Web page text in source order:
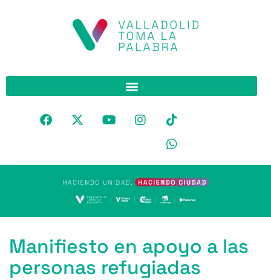
Manifiesto en apoyo a las
personas refugiadas